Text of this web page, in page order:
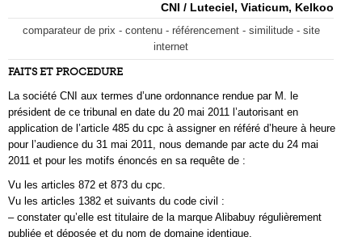
CNI / Luteciel, Viaticum, Kelkoo
comparateur de prix - contenu - référencement - similitude - site
internet
FAITS ET PROCEDURE
La société CNI aux termes d’une ordonnance rendue par M. le
président de ce tribunal en date du 20 mai 2011 l’autorisant en
application de l’article 485 du cpc à assigner en référé d’heure à heure
pour l’audience du 31 mai 2011, nous demande par acte du 24 mai
2011 et pour les motifs énoncés en sa requête de :
Vu les articles 872 et 873 du cpc.
Vu les articles 1382 et suivants du code civil :
– constater qu’elle est titulaire de la marque Alibabuy régulièrement
publiée et déposée et du nom de domaine identique,